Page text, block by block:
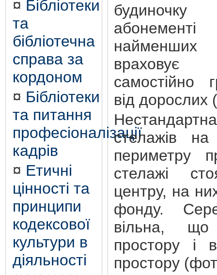
¤ Бібліотеки
та
бібліотечна
справа за
кордоном
¤ Бібліотеки
та питання
професіоналізації
кадрів
¤ Етичні
цінності та
принципи
кодексової
культури в
діяльності
найменших
враховує
самостійно
від дорослих
стелажів
периметру
стелажі
центру, на
фонду.
вільна, що
простору і
простору